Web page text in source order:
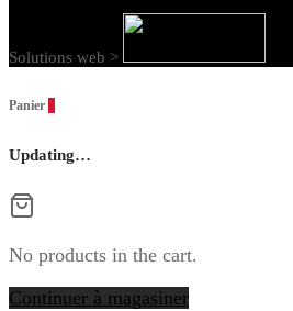
Solutions web >
Panier
Updating…
No products in the cart.
Continuer à magasiner